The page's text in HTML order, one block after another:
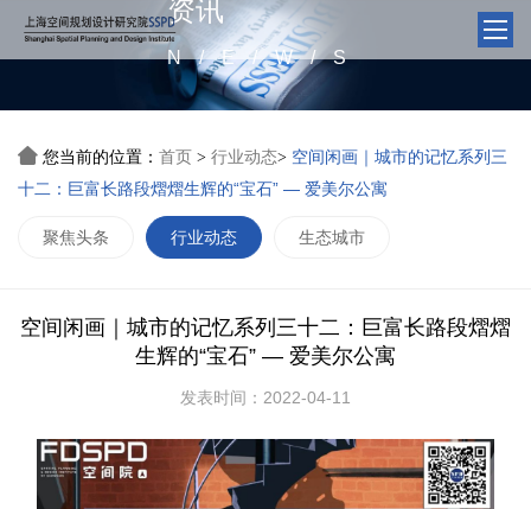
资讯
N/E/W/S
 您当前的位置： 首页 > 行业动态> 空间闲画｜城市的记忆系列三
十二：巨富长路段熠熠生辉的“宝石” — ​爱美尔公寓
聚焦头条 行业动态 生态城市
空间闲画｜城市的记忆系列三十二：巨富长路段熠熠
生辉的“宝石” — ​爱美尔公寓
发表时间：2022-04-11